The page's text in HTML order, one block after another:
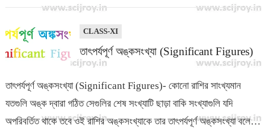
CLASS-XI
তাৎপর্যপূর্ণ অঙ্কসংখ্যা (Significant Figures)
তাৎপর্যপূর্ণ অঙ্কসংখ্যা (Significant Figures)- কোনো রাশির সাংখ্যমান
যতগুলি অঙ্ক দ্বারা গঠিত সেগুলির শেষ সংখ্যাটি ছাড়া বাকি সংখ্যাগুলি যদি
অপরিবর্তিত থাকে তবে ওই রাশির অঙ্কসংখ্যাকে তার তাৎপর্যপূর্ণ অঙ্কসংখ্যা বলে।